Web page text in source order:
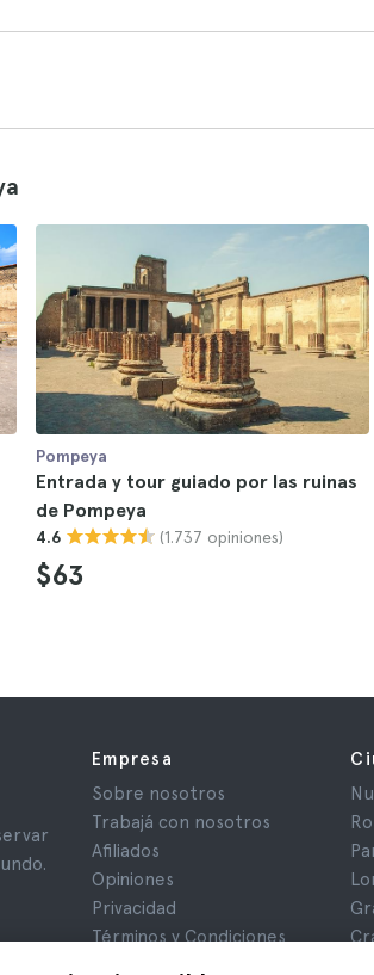
Pompeya
Entrada y tour guiado por las ruinas
de Pompeya
4.6 (1.737 opiniones)
$63
Empresa
Sobre nosotros
Trabajá con nosotros
Afiliados
Opiniones
Privacidad
Términos y Condiciones